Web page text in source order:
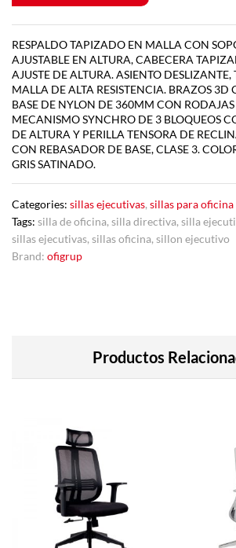
RESPALDO TAPIZADO EN MALLA CON
AJUSTABLE EN ALTURA, CABECERA
AJUSTE DE ALTURA. ASIENTO
MALLA DE ALTA RESISTENCIA. BRAZOS 3D
BASE DE NYLON DE 360MM CON
MECANISMO SYNCHRO DE 3 BLOQUEOS
DE ALTURA Y PERILLA TENSORA DE
CON REBASADOR DE BASE, CLASE 3.
GRIS SATINADO.
Categories: sillas ejecutivas, sillas para oficina
Tags: silla de oficina, silla directiva, silla
sillas ejecutivas, sillas oficina, sillon ejecutivo
Brand: ofigrup
Productos